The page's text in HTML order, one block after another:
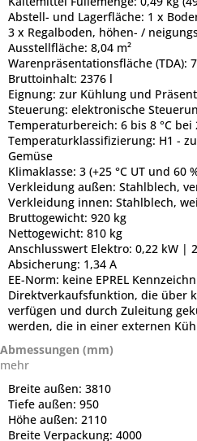
Abstell- und Lagerfläche: 1 x
3 x Regalboden, höhen- /
Ausstellfläche: 8,04 m²
Warenpräsentationsfläche (TDA):
Bruttoinhalt: 2376 l
Eignung: zur Kühlung und
Steuerung: elektronische
Temperaturbereich: 6 bis 8 °C bei
Temperaturklassifizierung: H1 -
Gemüse
Klimaklasse: 3 (+25 °C UT und 60
Verkleidung außen: Stahlblech,
Verkleidung innen: Stahlblech,
Bruttogewicht: 920 kg
Nettogewicht: 810 kg
Anschlusswert Elektro: 0,22 kW |
Absicherung: 1,34 A
EE-Norm: keine EPREL
Direktverkaufsfunktion, die über
verfügen und durch Zuleitung
werden, die in einer externen
Abmessungen (mm)
mehr
Breite außen: 3810
Tiefe außen: 950
Höhe außen: 2110
Breite Verpackung: 4000